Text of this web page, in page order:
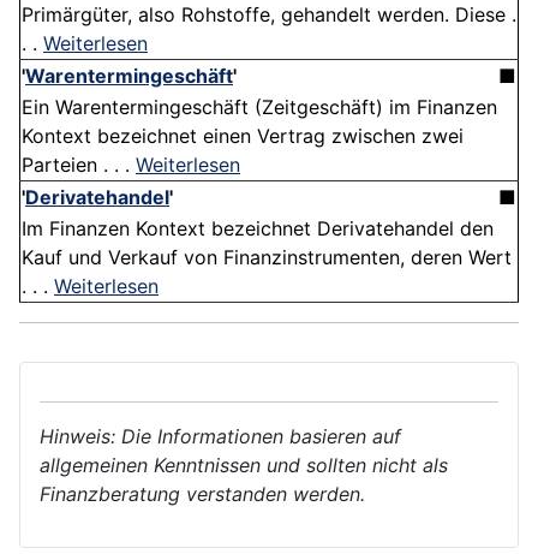
Primärgüter, also Rohstoffe, gehandelt werden. Diese .
. . Weiterlesen
'Warentermingeschäft'
■
Ein Warentermingeschäft (Zeitgeschäft) im Finanzen
Kontext bezeichnet einen Vertrag zwischen zwei
Parteien . . . Weiterlesen
'Derivatehandel'
■
Im Finanzen Kontext bezeichnet Derivatehandel den
Kauf und Verkauf von Finanzinstrumenten, deren Wert
. . . Weiterlesen
Hinweis: Die Informationen basieren auf
allgemeinen Kenntnissen und sollten nicht als
Finanzberatung verstanden werden.